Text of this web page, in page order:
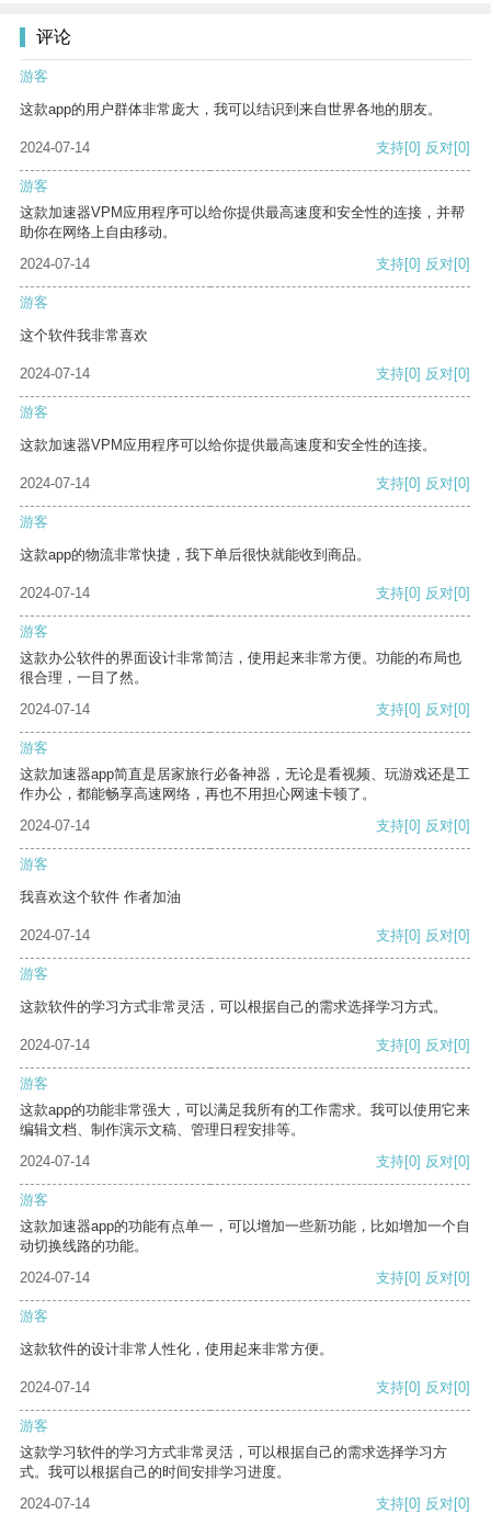
评论
游客
这款app的用户群体非常庞大，我可以结识到来自世界各地的朋友。
2024-07-14 支持[0] 反对[0]
游客
这款加速器VPM应用程序可以给你提供最高速度和安全性的连接，并帮
助你在网络上自由移动。
2024-07-14
支持[0] 反对[0]
游客
这个软件我非常喜欢
2024-07-14 支持[0] 反对[0]
游客
这款加速器VPM应用程序可以给你提供最高速度和安全性的连接。
2024-07-14 支持[0] 反对[0]
游客
这款app的物流非常快捷，我下单后很快就能收到商品。
2024-07-14 支持[0] 反对[0]
游客
这款办公软件的界面设计非常简洁，使用起来非常方便。功能的布局也
很合理，一目了然。
2024-07-14
支持[0] 反对[0]
游客
这款加速器app简直是居家旅行必备神器，无论是看视频、玩游戏还是工
作办公，都能畅享高速网络，再也不用担心网速卡顿了。
2024-07-14
支持[0] 反对[0]
游客
我喜欢这个软件 作者加油
2024-07-14 支持[0] 反对[0]
游客
这款软件的学习方式非常灵活，可以根据自己的需求选择学习方式。
2024-07-14 支持[0] 反对[0]
游客
这款app的功能非常强大，可以满足我所有的工作需求。我可以使用它来
编辑文档、制作演示文稿、管理日程安排等。
2024-07-14
支持[0] 反对[0]
游客
这款加速器app的功能有点单一，可以增加一些新功能，比如增加一个自
动切换线路的功能。
2024-07-14
支持[0] 反对[0]
游客
这款软件的设计非常人性化，使用起来非常方便。
2024-07-14 支持[0] 反对[0]
游客
这款学习软件的学习方式非常灵活，可以根据自己的需求选择学习方
式。我可以根据自己的时间安排学习进度。
2024-07-14
支持[0] 反对[0]